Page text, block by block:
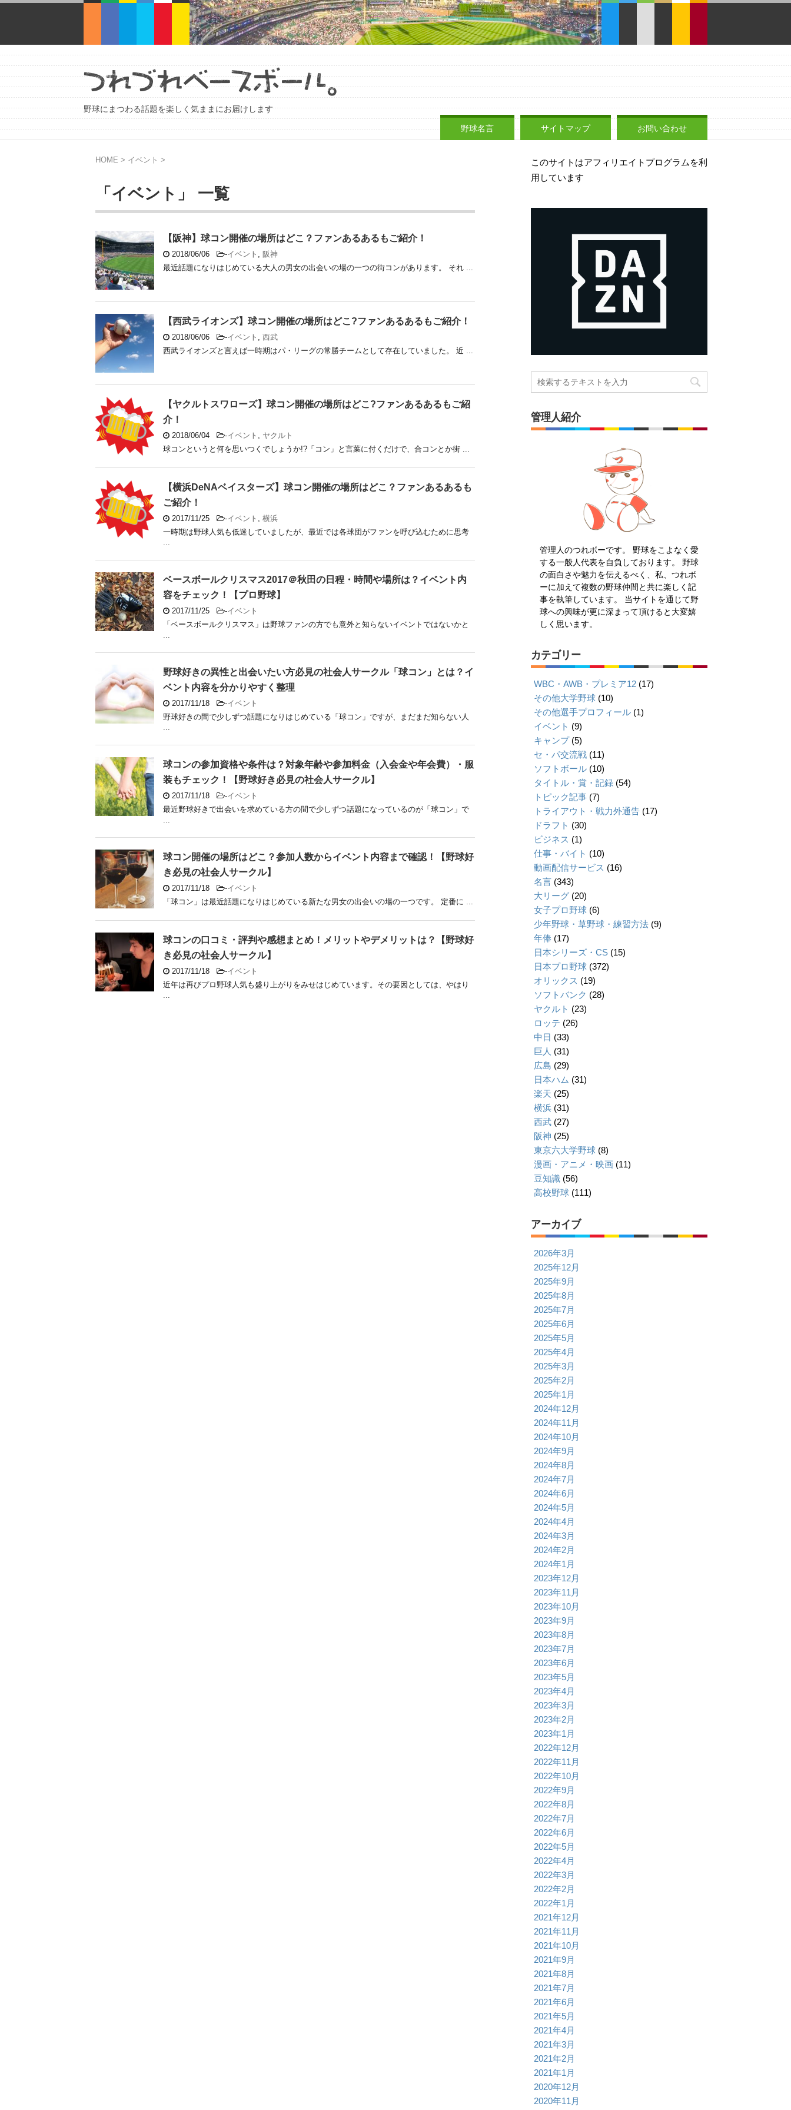
野球にまつわる話題を楽しく気ままにお届けします
野球名言 サイトマップ お問い合わせ
HOME > イベント >
「イベント」 一覧
【阪神】球コン開催の場所はどこ？ファンあるあるもご紹介！
2018/06/06 -イベント , 阪神
最近話題になりはじめている大人の男女の出会いの場の一つの街コンがあります。 それ ...
【西武ライオンズ】球コン開催の場所はどこ?ファンあるあるもご紹介！
2018/06/06 -イベント , 西武
西武ライオンズと言えば一時期はパ・リーグの常勝チームとして存在していました。 近 ...
【ヤクルトスワローズ】球コン開催の場所はどこ?ファンあるあるもご紹
介！
2018/06/04 -イベント , ヤクルト
球コンというと何を思いつくでしょうか!?「コン」と言葉に付くだけで、合コンとか街 ...
【横浜DeNAベイスターズ】球コン開催の場所はどこ？ファンあるあるも
ご紹介！
2017/11/25 -イベント , 横浜
一時期は野球人気も低迷していましたが、最近では各球団がファンを呼び込むために思考
...
ベースボールクリスマス2017＠秋田の日程・時間や場所は？イベント内
容をチェック！【プロ野球】
2017/11/25 -イベント
「ベースボールクリスマス」は野球ファンの方でも意外と知らないイベントではないかと
...
野球好きの異性と出会いたい方必見の社会人サークル「球コン」とは？イ
ベント内容を分かりやすく整理
2017/11/18 -イベント
野球好きの間で少しずつ話題になりはじめている「球コン」ですが、まだまだ知らない人
...
球コンの参加資格や条件は？対象年齢や参加料金（入会金や年会費）・服
装もチェック！【野球好き必見の社会人サークル】
2017/11/18 -イベント
最近野球好きで出会いを求めている方の間で少しずつ話題になっているのが「球コン」で
...
球コン開催の場所はどこ？参加人数からイベント内容まで確認！【野球好
き必見の社会人サークル】
2017/11/18 -イベント
「球コン」は最近話題になりはじめている新たな男女の出会いの場の一つです。 定番に ...
球コンの口コミ・評判や感想まとめ！メリットやデメリットは？【野球好
き必見の社会人サークル】
2017/11/18 -イベント
近年は再びプロ野球人気も盛り上がりをみせはじめています。その要因としては、やはり
...
このサイトはアフィリエイトプログラムを利
用しています
管理人紹介
管理人のつれボーです。 野球をこよなく愛
する一般人代表を自負しております。 野球
の面白さや魅力を伝えるべく、私、つれボ
ーに加えて複数の野球仲間と共に楽しく記
事を執筆しています。 当サイトを通じて野
球への興味が更に深まって頂けると大変嬉
しく思います。
カテゴリー
WBC・AWB・プレミア12 (17)
その他大学野球 (10)
その他選手プロフィール (1)
イベント (9)
キャンプ(5)
セ・パ交流戦 (11)
ソフトボール (10)
タイトル・賞・記録 (54)
トピック記事 (7)
トライアウト・戦力外通告 (17)
ドラフト (30)
ビジネス (1)
仕事・バイト (10)
動画配信サービス (16)
名言 (343)
大リーグ (20)
女子プロ野球 (6)
少年野球・草野球・練習方法 (9)
年俸 (17)
日本シリーズ・CS (15)
日本プロ野球 (372)
オリックス (19)
ソフトバンク (28)
ヤクルト (23)
ロッテ (26)
中日 (33)
巨人 (31)
広島 (29)
日本ハム (31)
楽天 (25)
横浜 (31)
西武 (27)
阪神 (25)
東京六大学野球 (8)
漫画・アニメ・映画 (11)
豆知識 (56)
高校野球 (111)
アーカイブ
2026年3月
2025年12月
2025年9月
2025年8月
2025年7月
2025年6月
2025年5月
2025年4月
2025年3月
2025年2月
2025年1月
2024年12月
2024年11月
2024年10月
2024年9月
2024年8月
2024年7月
2024年6月
2024年5月
2024年4月
2024年3月
2024年2月
2024年1月
2023年12月
2023年11月
2023年10月
2023年9月
2023年8月
2023年7月
2023年6月
2023年5月
2023年4月
2023年3月
2023年2月
2023年1月
2022年12月
2022年11月
2022年10月
2022年9月
2022年8月
2022年7月
2022年6月
2022年5月
2022年4月
2022年3月
2022年2月
2022年1月
2021年12月
2021年11月
2021年10月
2021年9月
2021年8月
2021年7月
2021年6月
2021年5月
2021年4月
2021年3月
2021年2月
2021年1月
2020年12月
2020年11月